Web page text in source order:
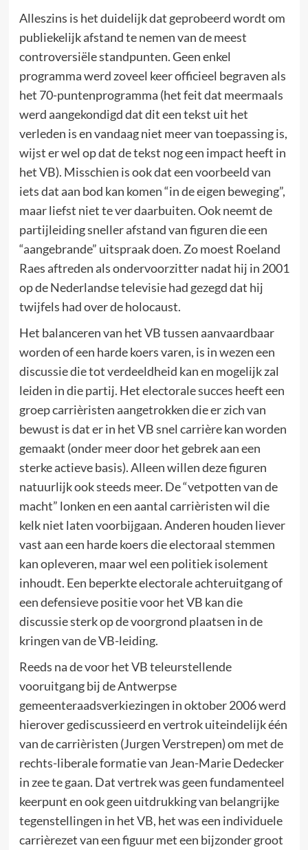
Alleszins is het duidelijk dat geprobeerd wordt om
publiekelijk afstand te nemen van de meest
controversiële standpunten. Geen enkel
programma werd zoveel keer officieel begraven als
het 70-puntenprogramma (het feit dat meermaals
werd aangekondigd dat dit een tekst uit het
verleden is en vandaag niet meer van toepassing is,
wijst er wel op dat de tekst nog een impact heeft in
het VB). Misschien is ook dat een voorbeeld van
iets dat aan bod kan komen “in de eigen beweging”,
maar liefst niet te ver daarbuiten. Ook neemt de
partijleiding sneller afstand van figuren die een
“aangebrande” uitspraak doen. Zo moest Roeland
Raes aftreden als ondervoorzitter nadat hij in 2001
op de Nederlandse televisie had gezegd dat hij
twijfels had over de holocaust.
Het balanceren van het VB tussen aanvaardbaar
worden of een harde koers varen, is in wezen een
discussie die tot verdeeldheid kan en mogelijk zal
leiden in die partij. Het electorale succes heeft een
groep carrièristen aangetrokken die er zich van
bewust is dat er in het VB snel carrière kan worden
gemaakt (onder meer door het gebrek aan een
sterke actieve basis). Alleen willen deze figuren
natuurlijk ook steeds meer. De “vetpotten van de
macht” lonken en een aantal carrièristen wil die
kelk niet laten voorbijgaan. Anderen houden liever
vast aan een harde koers die electoraal stemmen
kan opleveren, maar wel een politiek isolement
inhoudt. Een beperkte electorale achteruitgang of
een defensieve positie voor het VB kan die
discussie sterk op de voorgrond plaatsen in de
kringen van de VB-leiding.
Reeds na de voor het VB teleurstellende
vooruitgang bij de Antwerpse
gemeenteraadsverkiezingen in oktober 2006 werd
hierover gediscussieerd en vertrok uiteindelijk één
van de carrièristen (Jurgen Verstrepen) om met de
rechts-liberale formatie van Jean-Marie Dedecker
in zee te gaan. Dat vertrek was geen fundamenteel
keerpunt en ook geen uitdrukking van belangrijke
tegenstellingen in het VB, het was een individuele
carrièrezet van een figuur met een bijzonder groot